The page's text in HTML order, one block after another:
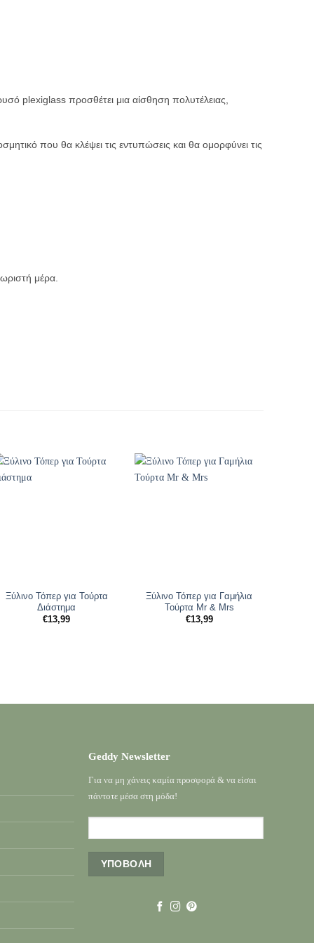
plexiglass προσθέτει μια αίσθηση πολυτέλειας,
που θα κλέψει τις εντυπώσεις και θα ομορφύνει τις
μέρα.
Ξύλινο Τόπερ για Τούρτα
Διάστημα
€13,99
Ξύλινο Τόπερ για Γαμήλια
Τούρτα Mr & Mrs
€13,99
Geddy Newsletter
Για να μη χάνεις καμία προσφορά & να είσαι
πάντοτε μέσα στη μόδα!